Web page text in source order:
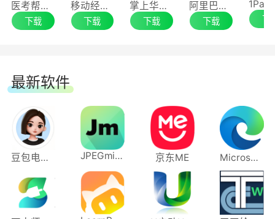
医考帮应用电脑版
下载
移动经纪人应用电脑版
下载
掌上华医应用电脑版
下载
阿里巴巴应用电脑版
下载 下
最新软件
豆包电脑版 JPEGmini Pro 京东ME Microsoft Edge浏览器